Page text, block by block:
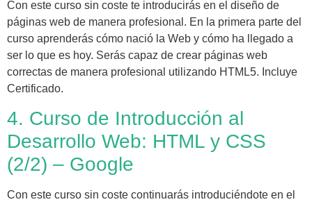
Con este curso sin coste te introducirás en el diseño de
páginas web de manera profesional. En la primera parte del
curso aprenderás cómo nació la Web y cómo ha llegado a
ser lo que es hoy. Serás capaz de crear páginas web
correctas de manera profesional utilizando HTML5. Incluye
Certificado.
4. Curso de Introducción al
Desarrollo Web: HTML y CSS
(2/2) – Google
Con este curso sin coste continuarás introduciéndote en el